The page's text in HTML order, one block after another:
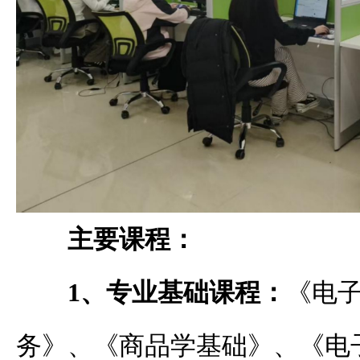
主要课程：
1、专业基础课程：
《电
务》、《商品学基础》、《